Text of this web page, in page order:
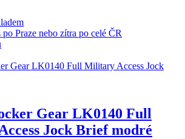
Praze nebo zítra po celé ČR
Gear LK0140 Full
Jock Brief modré